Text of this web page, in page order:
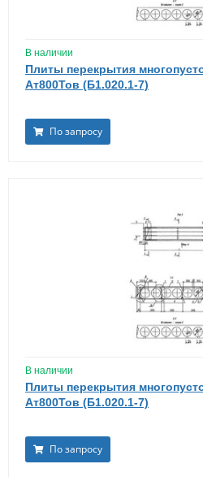
В наличии
Плиты перекрытия
Ат800Тов (Б1.020.1-7)
По запросу
В наличии
Плиты перекрытия
Ат800Тов (Б1.020.1-7)
По запросу